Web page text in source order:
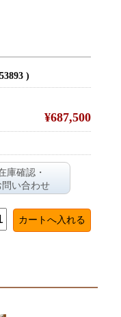
)
¥687,500
庫確認・
問い合わせ